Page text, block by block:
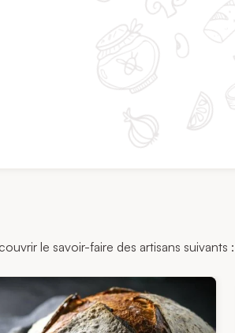
le savoir-faire des artisans suivants :